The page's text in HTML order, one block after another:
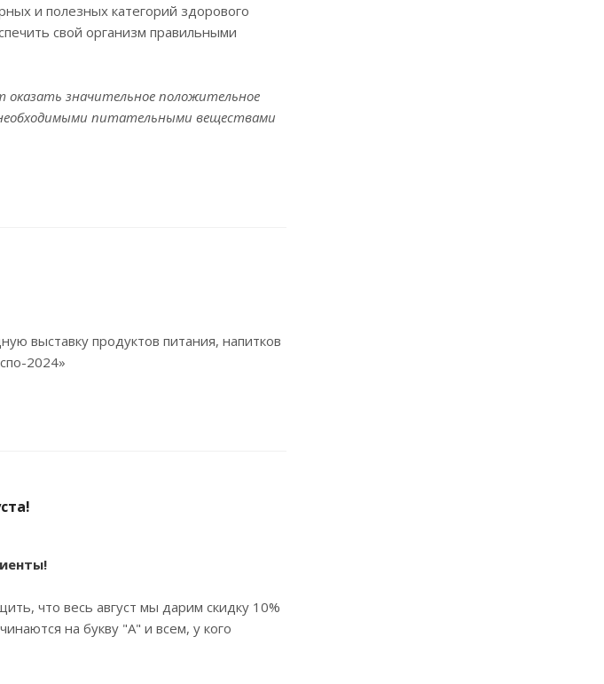
и полезных категорий здорового
свой организм правильными
оказать значительное положительное
необходимыми питательными веществами
выставку продуктов питания, напитков
2024»
что весь август мы дарим скидку 10%
на букву "А" и всем, у кого